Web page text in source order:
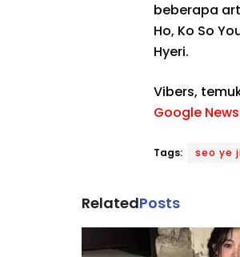
beberapa
Ho, Ko So
Hyeri.
Vibers,
Google News
Tags: seo ye
RelatedPosts